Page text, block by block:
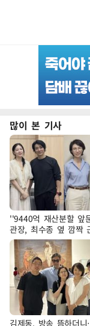
많이 본 기사
''9440억 재산분할 앞
관장, 최수종 옆 깜짝
김제동, 방송 뜸하더